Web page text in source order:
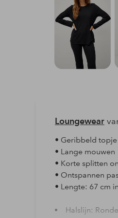
Loungewear
• Geribbeld
• Lange mouwen
• Korte splitten
• Ontspannen
• Lengte: 67 cm
Halslijn: